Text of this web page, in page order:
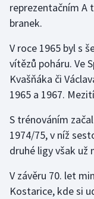
Krasobruslení
Lezení
Lyže a snowboard
Motorsport
Olympijské hry
Parasport
reprezentačním
branek.
V roce 1965 byl s
vítězů poháru. Ve
Kvašňáka či
1965 a 1967.
S trénováním
1974/75, v níž
druhé ligy však už
V závěru 70. let
Kostarice, kde si